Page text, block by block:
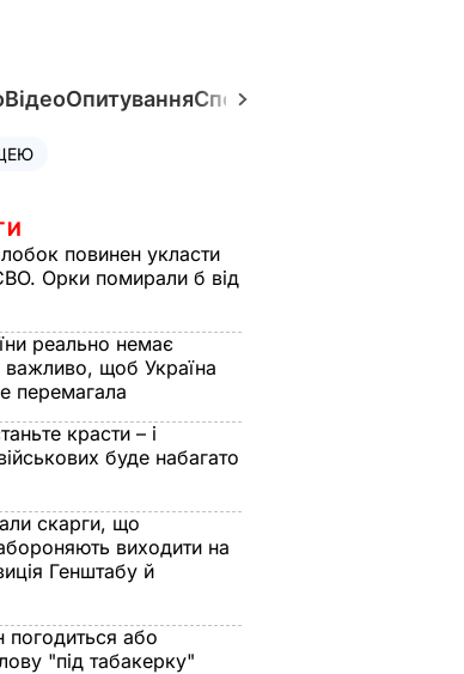
ВідеоОпитуванняСпецпроєкти
повинен укласти
Орки помирали б від
реально немає
важливо, щоб Україна
перемагала
красти – і
буде набагато
скарги, що
виходити на
Генштабу й
погодиться або
"під табакерку"